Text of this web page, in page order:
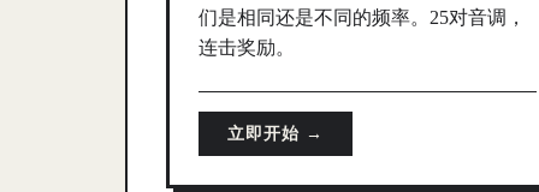
们是相同还是不同的频率。25对音调，
连击奖励。
立即开始 →